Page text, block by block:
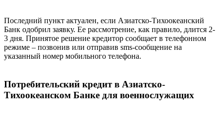
Последний пункт актуален, если Азиатско-Тихоокеанский
Банк одобрил заявку. Ее рассмотрение, как правило, длится 2-
3 дня. Принятое решение кредитор сообщает в телефонном
режиме – позвонив или отправив sms-сообщение на
указанный номер мобильного телефона.
Потребительский кредит в Азиатско-
Тихоокеанском Банке для военнослужащих